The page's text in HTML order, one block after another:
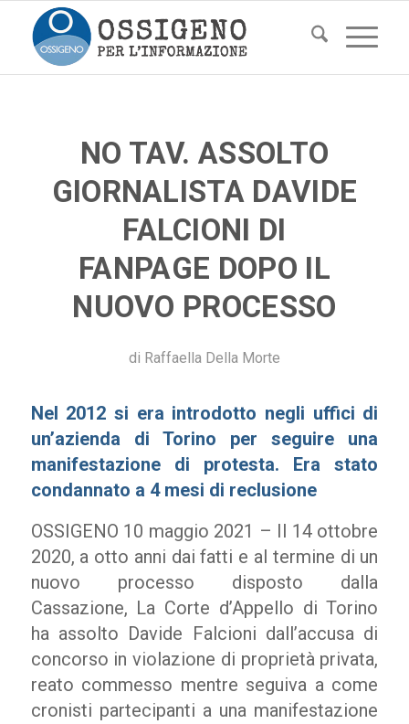
NO TAV. ASSOLTO
GIORNALISTA DAVIDE
FALCIONI DI
FANPAGE DOPO IL
NUOVO PROCESSO
di Raffaella Della Morte
Nel 2012 si era introdotto negli uffici di
un’azienda di Torino per seguire una
manifestazione di protesta. Era stato
condannato a 4 mesi di reclusione
OSSIGENO 10 maggio 2021 – Il 14 ottobre
2020, a otto anni dai fatti e al termine di un
nuovo processo disposto dalla
Cassazione, La Corte d’Appello di Torino
ha assolto Davide Falcioni dall’accusa di
concorso in violazione di proprietà privata,
reato commesso mentre seguiva a come
cronisti partecipanti a una manifestazione